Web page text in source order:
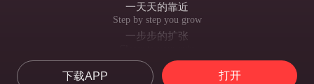
一天天的靠近
Step by step you grow
一步步的扩张
离你的灭亡更进一步
Soon your time to go
下载APP 打开